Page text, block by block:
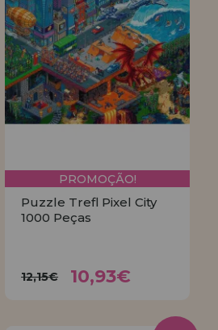
PROMOÇÃO!
Puzzle Trefl Pixel City
1000 Peças
12,15€ 10,93€